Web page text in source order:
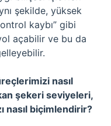
şekilde, yüksek
kaybı” gibi
açabilir ve bu da
nasıl
şekeri seviyeleri,
nasıl biçimlendirir?